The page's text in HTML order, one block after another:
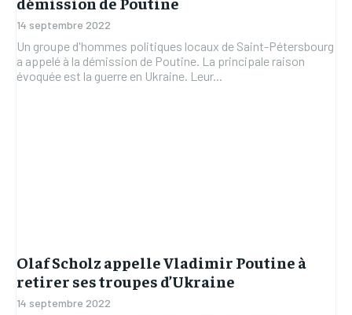
14 septembre 2022
Un groupe d'hommes politiques locaux de Saint-Pétersbourg
a appelé à la démission de Poutine. La principale raison
évoquée est la guerre en Ukraine. Leur...
Olaf Scholz appelle Vladimir Poutine à
retirer ses troupes d’Ukraine
14 septembre 2022